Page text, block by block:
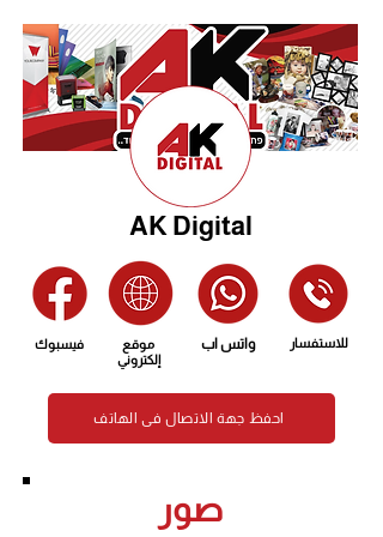
AK Digital
فيسبوك
موقع
إلكتروني
واتس اب للاستفسار
احفظ جهة الاتصال في الهاتف
صور